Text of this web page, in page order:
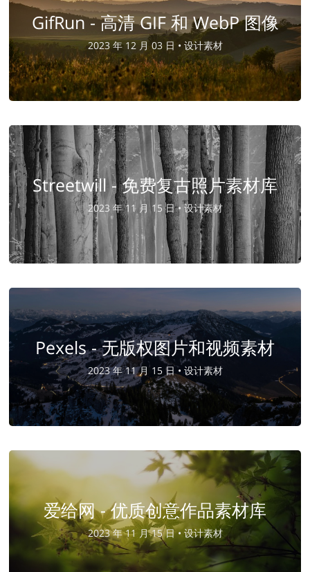
GifRun - 高清 GIF 和 WebP 图像
2023 年 12 月 03 日 • 设计素材
Streetwill - 免费复古照片素材库
2023 年 11 月 15 日 •设计素材
Pexels - 无版权图片和视频素材
2023 年 11 月 15 日 • 设计素材
爱给网 - 优质创意作品素材库
2023 年 11 月 15 日 •设计素材